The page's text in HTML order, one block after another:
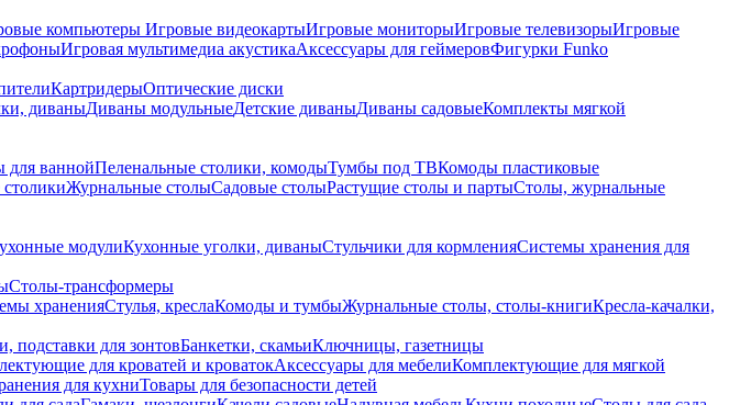
компьютеры Игровые видеокартыИгровые мониторыИгровые телевизорыИгровые
Игровая мультимедиа акустикаАксессуары для геймеровФигурки Funko
КартридерыОптические диски
диваныДиваны модульныеДетские диваныДиваны садовыеКомплекты мягкой
ваннойПеленальные столики, комодыТумбы под ТВКомоды пластиковые
Журнальные столыСадовые столыРастущие столы и партыСтолы, журнальные
модулиКухонные уголки, диваныСтульчики для кормленияСистемы хранения для
Столы-трансформеры
храненияСтулья, креслаКомоды и тумбыЖурнальные столы, столы-книгиКресла-качалки,
подставки для зонтовБанкетки, скамьиКлючницы, газетницы
для кроватей и кроватокАксессуары для мебелиКомплектующие для мягкой
для кухниТовары для безопасности детей